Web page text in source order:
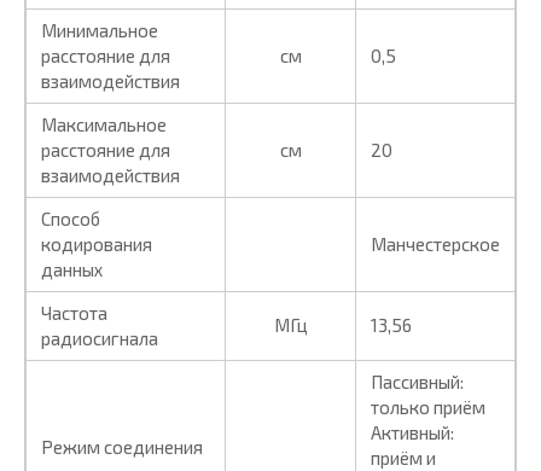
Минимальное
расстояние для
взаимодействия
см 0,5
Максимальное
расстояние для
взаимодействия
см 20
Способ
кодирования
данных
Манчестерское
Частота
радиосигнала
МГц 13,56
Режим соединения
Пассивный:
только приём
Активный:
приём и